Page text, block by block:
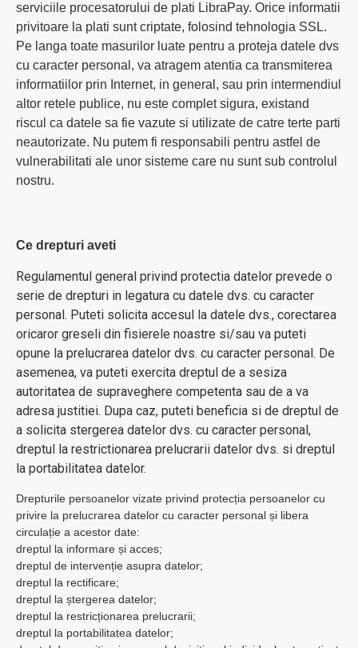
serviciile procesatorului de plati LibraPay. Orice informatii
privitoare la plati sunt criptate, folosind tehnologia SSL.
Pe langa toate masurilor luate pentru a proteja datele dvs
cu caracter personal, va atragem atentia ca transmiterea
informatiilor prin Internet, in general, sau prin intermendiul
altor retele publice, nu este complet sigura, existand
riscul ca datele sa fie vazute si utilizate de catre terte parti
neautorizate. Nu putem fi responsabili pentru astfel de
vulnerabilitati ale unor sisteme care nu sunt sub controlul
nostru.
Ce drepturi aveti
Regulamentul general privind protectia datelor prevede o
serie de drepturi in legatura cu datele dvs. cu caracter
personal. Puteti solicita accesul la datele dvs., corectarea
oricaror greseli din fisierele noastre si/sau va puteti
opune la prelucrarea datelor dvs. cu caracter personal. De
asemenea, va puteti exercita dreptul de a sesiza
autoritatea de supraveghere competenta sau de a va
adresa justitiei. Dupa caz, puteti beneficia si de dreptul de
a solicita stergerea datelor dvs. cu caracter personal,
dreptul la restrictionarea prelucrarii datelor dvs. si dreptul
la portabilitatea datelor.
Drepturile persoanelor vizate privind protecția persoanelor cu
privire la prelucrarea datelor cu caracter personal și libera
circulație a acestor date:
dreptul la informare și acces;
dreptul de intervenție asupra datelor;
dreptul la rectificare;
dreptul la ștergerea datelor;
dreptul la restricționarea prelucrarii;
dreptul la portabilitatea datelor;